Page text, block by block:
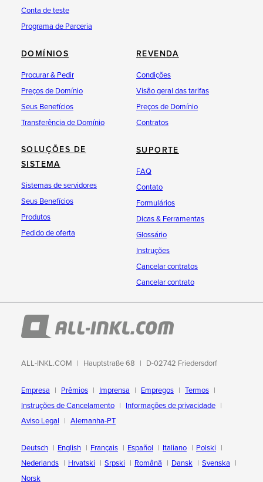
Conta de teste
Programa de Parceria
DOMÍNIOS
Procurar & Pedir
Preços de Domínio
Seus Benefícios
Transferência de Domínio
REVENDA
Condições
Visão geral das tarifas
Preços de Domínio
Contratos
SOLUÇÕES DE
SISTEMA
Sistemas de servidores
Seus Benefícios
Produtos
Pedido de oferta
SUPORTE
FAQ
Contato
Formulários
Dicas & Ferramentas
Glossário
Instruções
Cancelar contratos
Cancelar contrato
ALL-INKL.COM Hauptstraße 68 D-02742 Friedersdorf
Empresa Prêmios Imprensa Empregos
Termos
Instruções de Cancelamento
Informações de privacidade
Aviso Legal
Alemanha-PT
Deutsch English Français Español Italiano
Polski
Nederlands
Hrvatski Srpski Română Dansk
Svenska
Norsk